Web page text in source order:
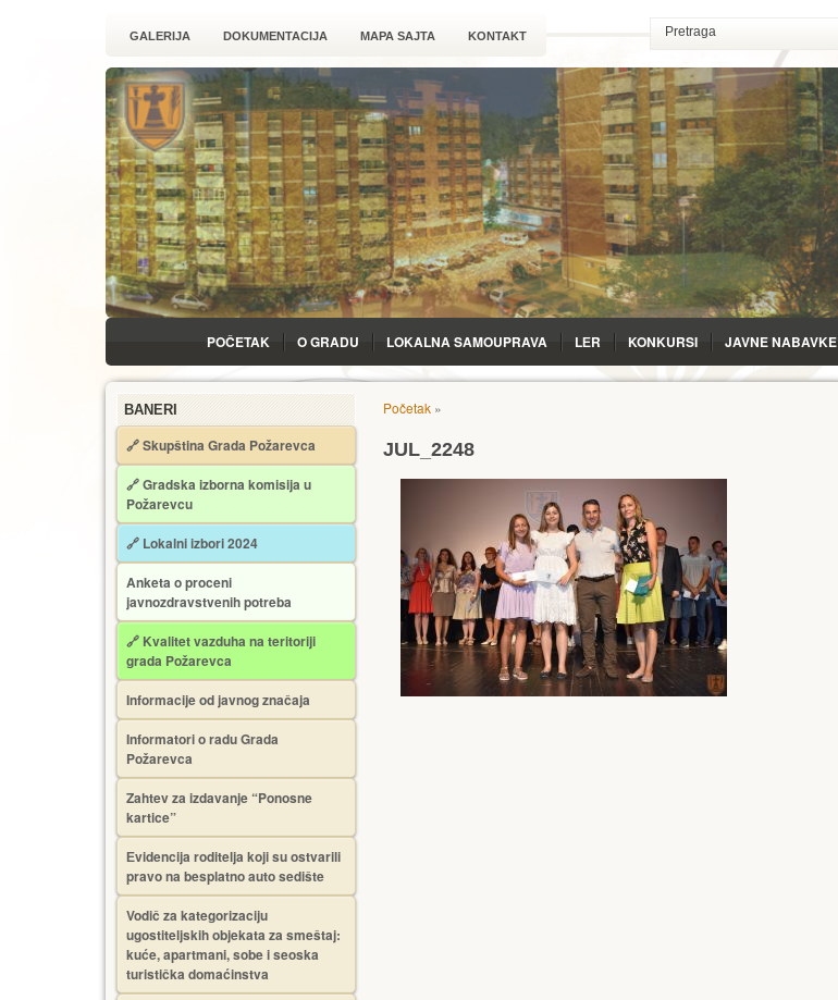
GALERIJA DOKUMENTACIJA MAPA SAJTA KONTAKT
POČETAK O GRADU LOKALNA SAMOUPRAVA LЕR KONKURSI JAVNE NABAVKE
BANERI
🔗 Skupština Grada Požarevca
🔗Gradska izborna komisija u
Požarevcu
🔗 Lokalni izbori 2024
Anketa o proceni
javnozdravstvenih potreba
🔗 Kvalitet vazduha na teritoriji
grada Požarevca
Informacije od javnog značaja
Informatori o radu Grada
Požarevca
Zahtev za izdavanje “Ponosne
kartice”
Еvidencija roditelja koji su ostvarili
pravo na besplatno auto sedište
Vodič za kategorizaciju
ugostiteljskih objekata za smeštaj:
kuće, apartmani, sobe i seoska
turistička domaćinstva
Početak »
JUL_2248